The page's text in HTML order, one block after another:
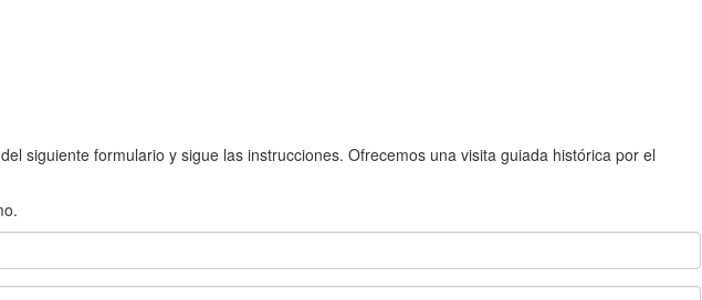
siguiente formulario y sigue las instrucciones. Ofrecemos una visita guiada histórica por el